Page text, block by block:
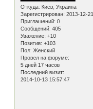
Откуда: Киев, Украина
Зарегистрирован: 2013-12-21
Приглашений: 0
Сообщений: 405
Уважение: +10
Позитив: +103
Пол: Женский
Провел на форуме:
5 дней 17 часов
Последний визит:
2014-10-13 15:57:47